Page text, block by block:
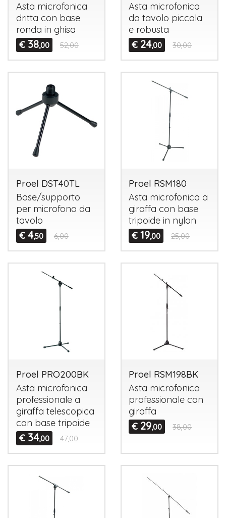
Asta microfonica
dritta con base
ronda in ghisa
€ 38,00 52,00
Asta microfonica
da tavolo piccola
e robusta
€ 24,00 30,00
Proel DST40TL
Base/supporto
per microfono da
tavolo
€ 4,50 6,00
Proel RSM180
Asta microfonica a
giraffa con base
tripoide in nylon
€ 19,00 25,00
Proel PRO200BK
Asta microfonica
professionale a
giraffa telescopica
con base tripoide
€ 34,00 47,00
Proel RSM198BK
Asta microfonica
professionale con
giraffa
€ 29,00 38,00